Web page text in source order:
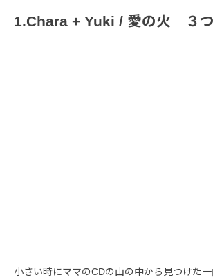
1.Chara + Yuki / 愛の火 ３
小さい時にママのCDの山の中から見つけた一